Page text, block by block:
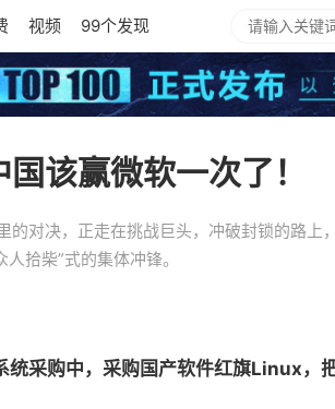
视频 99个发现
该赢微软一次了！
对决，正走在挑战巨头，冲破封锁的路上
拾柴”式的集体冲锋。
统采购中，采购国产软件红旗Linux，